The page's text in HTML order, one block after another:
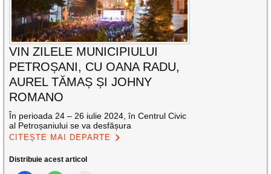
VIN ZILELE MUNICIPIULUI
PETROȘANI, CU OANA RADU,
AUREL TĂMAȘ ȘI JOHNY
ROMANO
În perioada 24 – 26 iulie 2024, în Centrul Civic
al Petroșaniului se va desfășura
CITEȘTE MAI DEPARTE
Distribuie acest articol